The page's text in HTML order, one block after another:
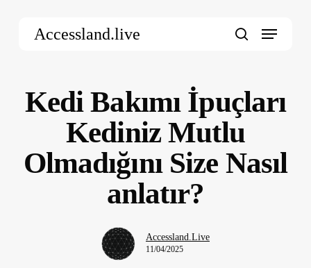
Accessland.live Menu
Kedi Bakımı İpuçları
Kediniz Mutlu
Olmadığını Size Nasıl
anlatır?
Accessland.Live
11/04/2025